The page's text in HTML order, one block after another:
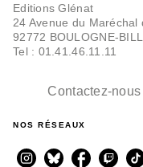
Editions Glénat
24 Avenue du Maréchal
92772 BOULOGNE-
Tel : 01.41.46.11.11
Contactez-nous
NOS RÉSEAUX